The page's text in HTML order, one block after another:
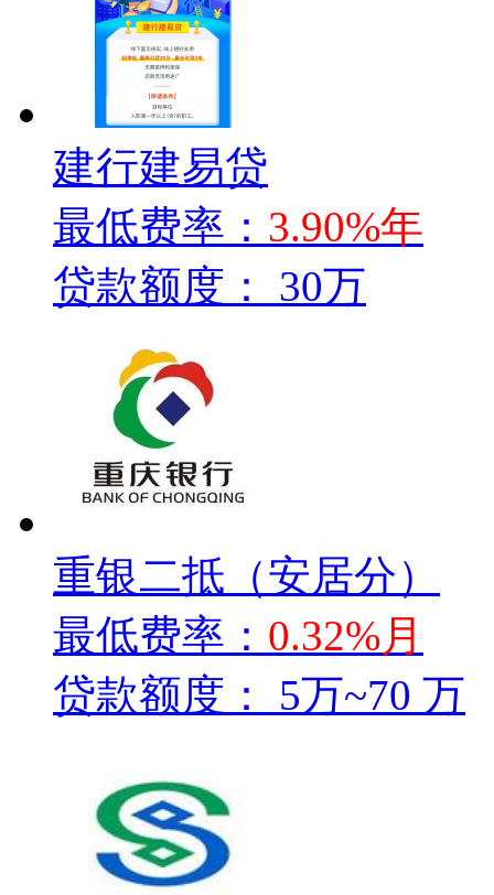
建行建易贷
最低费率： 3.90%年
贷款额度：
30万
重银二抵（安居分）
最低费率： 0.32%月
贷款额度：
5万~70 万